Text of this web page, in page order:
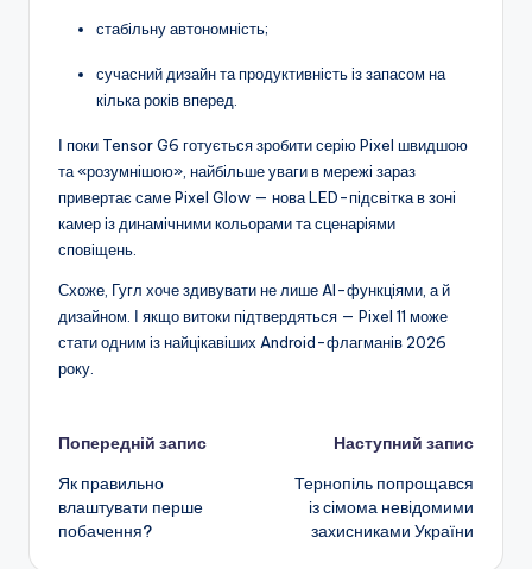
стабільну автономність;
сучасний дизайн та продуктивність із запасом на
кілька років вперед.
І поки Tensor G6 готується зробити серію Pixel швидшою
та «розумнішою», найбільше уваги в мережі зараз
привертає саме Pixel Glow — нова LED-підсвітка в зоні
камер із динамічними кольорами та сценаріями
сповіщень.
Схоже, Гугл хоче здивувати не лише AI-функціями, а й
дизайном. І якщо витоки підтвердяться — Pixel 11 може
стати одним із найцікавіших Android-флагманів 2026
року.
Навігація
по
запису
Попередній запис
Як правильно
влаштувати перше
побачення?
Наступний запис
Тернопіль попрощався
із сімома невідомими
захисниками України